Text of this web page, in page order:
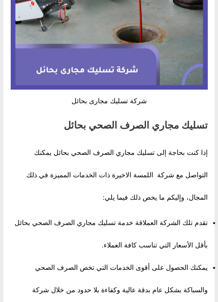
شركة تسليك مجارى بحائل
تسليك مجاري الصرف الصحي بحائل
إذا كنت بحاجة إلى تسليك مجاري الصرف الصحي بحائل يمكنك
التواصل مع شركة اللمسة الاخيرة ذات الخدمات المميزة في ذلك
المجال، وإليكم ما يخص ذلك فيما يلي:
تقدم تلك الشركة العملاقة خدمة تسليك مجاري الصرف الصحي بحائل
بأقل الأسعار التي تناسب كافة العملاء.
يمكنك الحصول على أقوى الخدمات التي تخص الصرف الصحي
والسباكة بشكل عام بدقة عالية وكفاءة بلا حدود من خلال شركة